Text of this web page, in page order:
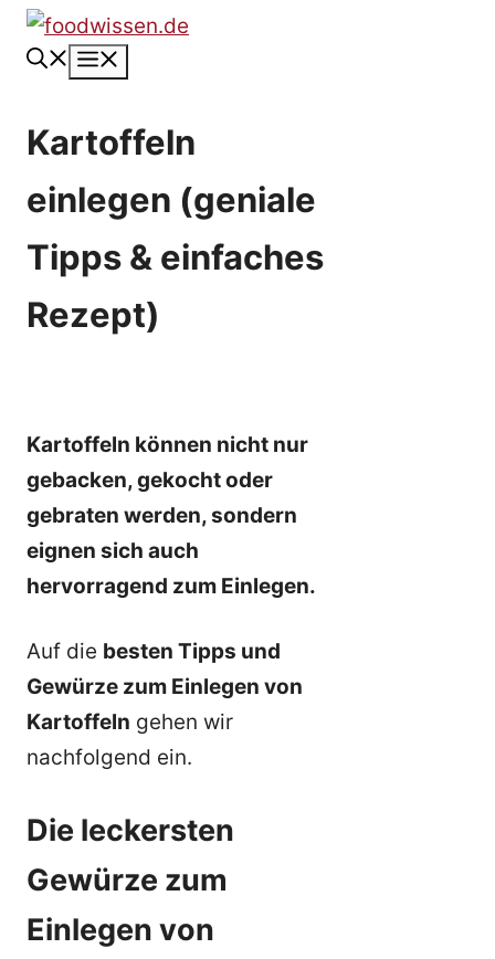
Zum
Inhalt
Kartoffeln
einlegen (geniale
Tipps & einfaches
Rezept)
Kartoffeln können nicht nur
gebacken, gekocht oder
gebraten werden, sondern
eignen sich auch
hervorragend zum Einlegen.
Auf die besten Tipps und
Gewürze zum Einlegen von
Kartoffeln gehen wir
nachfolgend ein.
Die leckersten
Gewürze zum
Einlegen von